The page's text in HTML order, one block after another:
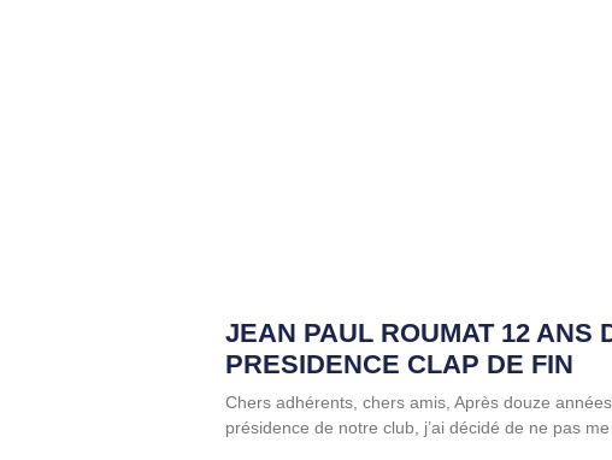
JEAN PAUL ROUMAT 12 ANS
PRESIDENCE CLAP DE FIN
Chers adhérents, chers amis, Après douze
présidence de notre club, j’ai décidé de ne pas me